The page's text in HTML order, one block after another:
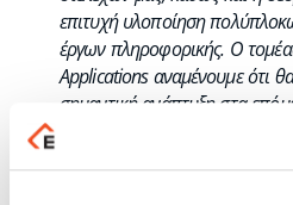
επιτυχή υλοποίηση
έργων πληροφορικής. Ο
Applications αναμένουμε ότι
σημαντική ανάπτυξη στα
εξειδικευμένες ομάδες της
ήδη εντυπωσιακά τους